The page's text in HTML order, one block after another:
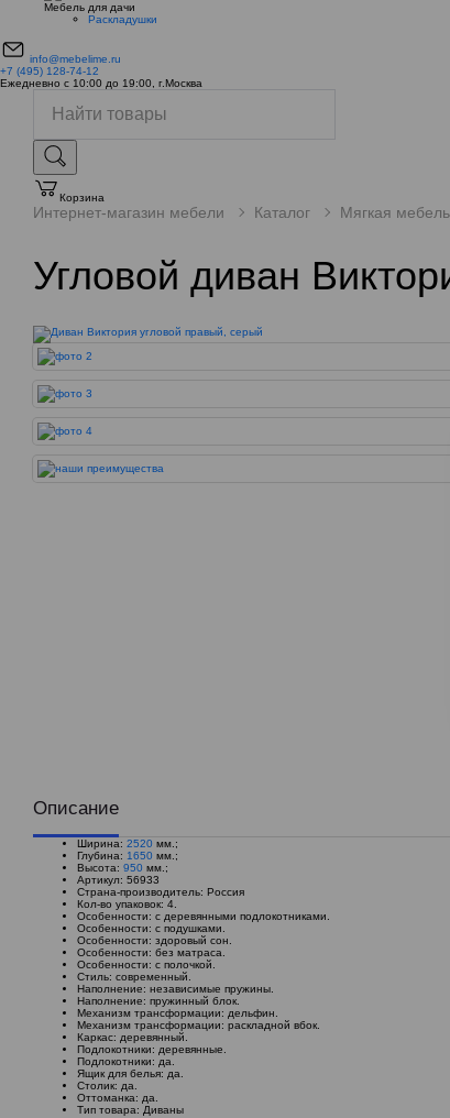
Мебель для дачи
Раскладушки
info@mebelime.ru
+7 (495) 128-74-12
Ежедневно с 10:00 до 19:00, г.Москва
Корзина
Интернет-магазин мебели Каталог Мягкая мебель
Угловой диван
Описание
Ширина: 2520 мм.;
Глубина: 1650 мм.;
Высота: 950 мм.;
Артикул: 56933
Страна-производитель: Россия
Кол-во упаковок: 4.
Особенности: с деревянными подлокотниками.
Особенности: с подушками.
Особенности: здоровый сон.
Особенности: без матраса.
Особенности: с полочкой.
Стиль: современный.
Наполнение: независимые пружины.
Наполнение: пружинный блок.
Механизм трансформации: дельфин.
Механизм трансформации: раскладной вбок.
Каркас: деревянный.
Подлокотники: деревянные.
Подлокотники: да.
Ящик для белья: да.
Столик: да.
Оттоманка: да.
Тип товара: Диваны